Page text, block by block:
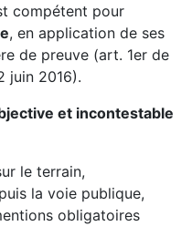
compétent pour
, en application de ses
de preuve (art. 1er de
juin 2016).
et incontestable
le terrain,
la voie publique,
obligatoires